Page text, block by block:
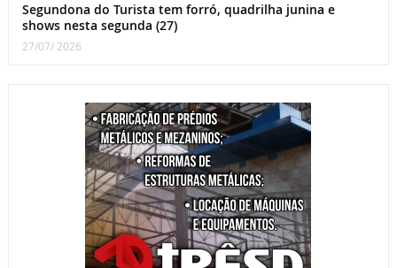
Segundona do Turista tem forró, quadrilha junina e
shows nesta segunda (27)
27/07/ 2026